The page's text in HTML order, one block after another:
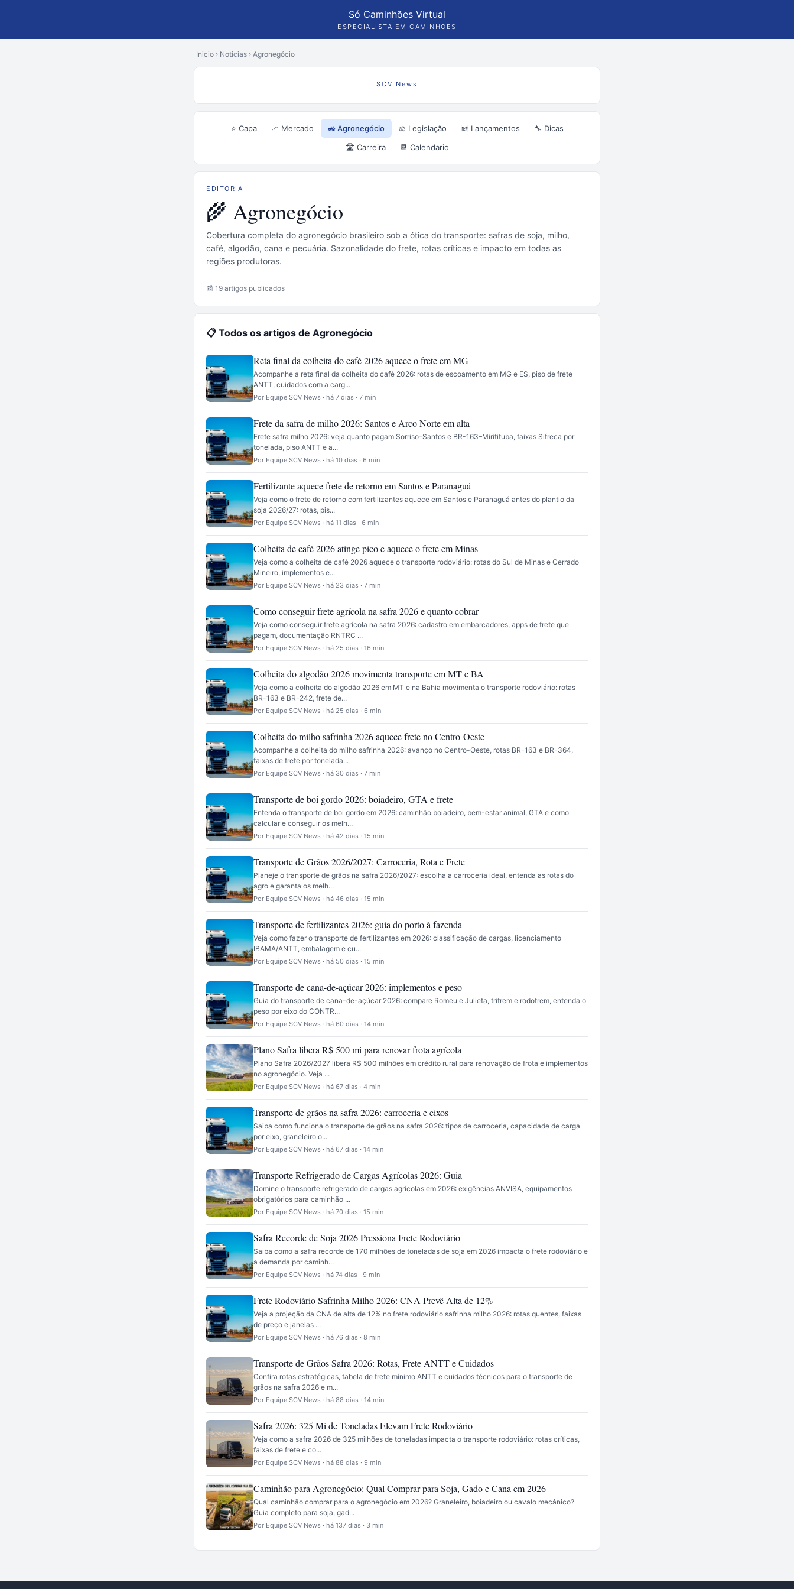
Só Caminhões Virtual
ESPECIALISTA EM CAMINHOES
Inicio › Noticias › Agronegócio
SCV News
⭐ Capa 📈 Mercado 🚜 Agronegócio ⚖️ Legislação 🆕 Lançamentos
🔧 Dicas
🛣️ Carreira
📆 Calendario
EDITORIA
🌾 Agronegócio
Cobertura completa do agronegócio brasileiro sob a ótica do transporte: safras de soja, milho,
café, algodão, cana e pecuária. Sazonalidade do frete, rotas críticas e impacto em todas as
regiões produtoras.
📰 19 artigos publicados
📋 Todos os artigos de Agronegócio
Reta final da colheita do café 2026 aquece o frete em MG
Acompanhe a reta final da colheita do café 2026: rotas de escoamento em MG e ES, piso de frete
ANTT, cuidados com a carg...
Por Equipe SCV News · há 7 dias · 7 min
Frete da safra de milho 2026: Santos e Arco Norte em alta
Frete safra milho 2026: veja quanto pagam Sorriso–Santos e BR-163–Miritituba, faixas Sifreca por
tonelada, piso ANTT e a...
Por Equipe SCV News · há 10 dias · 6 min
Fertilizante aquece frete de retorno em Santos e Paranaguá
Veja como o frete de retorno com fertilizantes aquece em Santos e Paranaguá antes do plantio da
soja 2026/27: rotas, pis...
Por Equipe SCV News · há 11 dias · 6 min
Colheita de café 2026 atinge pico e aquece o frete em Minas
Veja como a colheita de café 2026 aquece o transporte rodoviário: rotas do Sul de Minas e Cerrado
Mineiro, implementos e...
Por Equipe SCV News · há 23 dias · 7 min
Como conseguir frete agrícola na safra 2026 e quanto cobrar
Veja como conseguir frete agrícola na safra 2026: cadastro em embarcadores, apps de frete que
pagam, documentação RNTRC ...
Por Equipe SCV News · há 25 dias · 16 min
Colheita do algodão 2026 movimenta transporte em MT e BA
Veja como a colheita do algodão 2026 em MT e na Bahia movimenta o transporte rodoviário: rotas
BR-163 e BR-242, frete de...
Por Equipe SCV News · há 25 dias · 6 min
Colheita do milho safrinha 2026 aquece frete no Centro-Oeste
Acompanhe a colheita do milho safrinha 2026: avanço no Centro-Oeste, rotas BR-163 e BR-364,
faixas de frete por tonelada...
Por Equipe SCV News · há 30 dias · 7 min
Transporte de boi gordo 2026: boiadeiro, GTA e frete
Entenda o transporte de boi gordo em 2026: caminhão boiadeiro, bem-estar animal, GTA e como
calcular e conseguir os melh...
Por Equipe SCV News · há 42 dias · 15 min
Transporte de Grãos 2026/2027: Carroceria, Rota e Frete
Planeje o transporte de grãos na safra 2026/2027: escolha a carroceria ideal, entenda as rotas do
agro e garanta os melh...
Por Equipe SCV News · há 46 dias · 15 min
Transporte de fertilizantes 2026: guia do porto à fazenda
Veja como fazer o transporte de fertilizantes em 2026: classificação de cargas, licenciamento
IBAMA/ANTT, embalagem e cu...
Por Equipe SCV News · há 50 dias · 15 min
Transporte de cana-de-açúcar 2026: implementos e peso
Guia do transporte de cana-de-açúcar 2026: compare Romeu e Julieta, tritrem e rodotrem, entenda o
peso por eixo do CONTR...
Por Equipe SCV News · há 60 dias · 14 min
Plano Safra libera R$ 500 mi para renovar frota agrícola
Plano Safra 2026/2027 libera R$ 500 milhões em crédito rural para renovação de frota e implementos
no agronegócio. Veja ...
Por Equipe SCV News · há 67 dias · 4 min
Transporte de grãos na safra 2026: carroceria e eixos
Saiba como funciona o transporte de grãos na safra 2026: tipos de carroceria, capacidade de carga
por eixo, graneleiro o...
Por Equipe SCV News · há 67 dias · 14 min
Transporte Refrigerado de Cargas Agrícolas 2026: Guia
Domine o transporte refrigerado de cargas agrícolas em 2026: exigências ANVISA, equipamentos
obrigatórios para caminhão ...
Por Equipe SCV News · há 70 dias · 15 min
Safra Recorde de Soja 2026 Pressiona Frete Rodoviário
Saiba como a safra recorde de 170 milhões de toneladas de soja em 2026 impacta o frete rodoviário e
a demanda por caminh...
Por Equipe SCV News · há 74 dias · 9 min
Frete Rodoviário Safrinha Milho 2026: CNA Prevê Alta de 12%
Veja a projeção da CNA de alta de 12% no frete rodoviário safrinha milho 2026: rotas quentes, faixas
de preço e janelas ...
Por Equipe SCV News · há 76 dias · 8 min
Transporte de Grãos Safra 2026: Rotas, Frete ANTT e Cuidados
Confira rotas estratégicas, tabela de frete mínimo ANTT e cuidados técnicos para o transporte de
grãos na safra 2026 e m...
Por Equipe SCV News · há 88 dias · 14 min
Safra 2026: 325 Mi de Toneladas Elevam Frete Rodoviário
Veja como a safra 2026 de 325 milhões de toneladas impacta o transporte rodoviário: rotas críticas,
faixas de frete e co...
Por Equipe SCV News · há 88 dias · 9 min
Caminhão para Agronegócio: Qual Comprar para Soja, Gado e Cana em 2026
Qual caminhão comprar para o agronegócio em 2026? Graneleiro, boiadeiro ou cavalo mecânico?
Guia completo para soja, gad...
Por Equipe SCV News · há 137 dias · 3 min